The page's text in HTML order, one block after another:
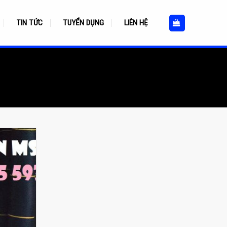
TIN TỨC TUYỂN DỤNG LIÊN HỆ